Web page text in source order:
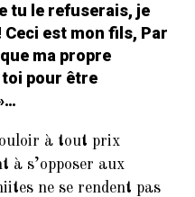
tu le refuserais, je
est mon fils, Par
ma propre
pour être
à tout prix
s’opposer aux
ne se rendent pas